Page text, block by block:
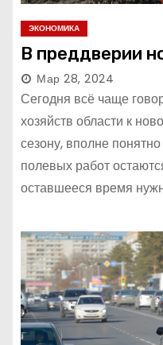
ЭКОНОМИКА
В преддверии
Мар 28, 2024
Сегодня всё чаще
хозяйств области к
сезону, вполне
полевых работ
оставшееся время